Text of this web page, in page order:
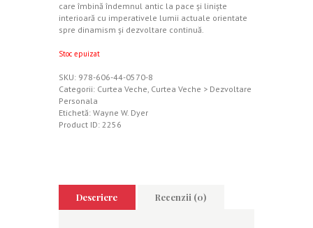
care îmbină îndemnul antic la pace şi linişte
interioară cu imperativele lumii actuale orientate
spre dinamism şi dezvoltare continuă.
Stoc epuizat
SKU: 978-606-44-0570-8
Categorii: Curtea Veche, Curtea Veche > Dezvoltare
Personala
Etichetă: Wayne W. Dyer
Product ID: 2256
Descriere Recenzii (0)